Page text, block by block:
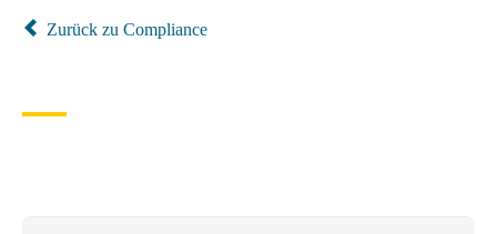
Zurück zu Compliance